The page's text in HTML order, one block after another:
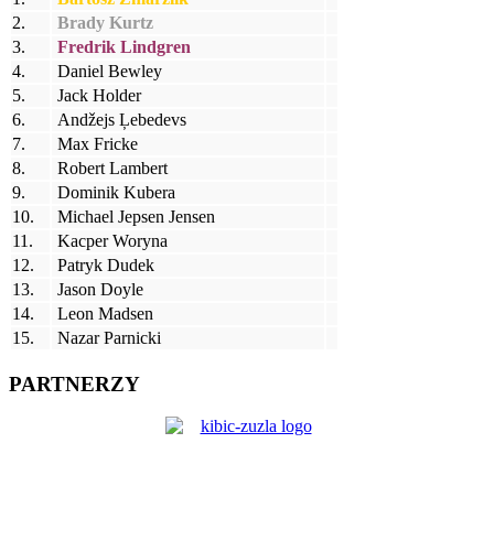
2.
Brady Kurtz
3.
Fredrik Lindgren
4.
Daniel Bewley
5.
Jack Holder
6.
Andžejs Ļebedevs
7.
Max Fricke
8.
Robert Lambert
9.
Dominik Kubera
10.
Michael Jepsen Jensen
11.
Kacper Woryna
12.
Patryk Dudek
13.
Jason Doyle
14.
Leon Madsen
15.
Nazar Parnicki
PARTNERZY